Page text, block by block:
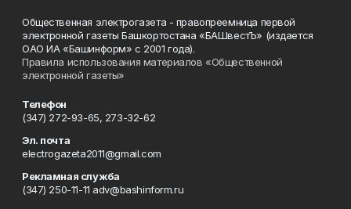
Общественная электрогазета - правопреемница первой
электронной газеты Башкортостана «БАШвестЪ» (издается
ОАО ИА «Башинформ» с 2001 года).
Правила использования материалов «Общественной
электронной газеты»
Телефон
(347) 272-93-65, 273-32-62
Эл. почта
electrogazeta2011@gmail.com
Рекламная служба
(347) 250-11-11 adv@bashinform.ru